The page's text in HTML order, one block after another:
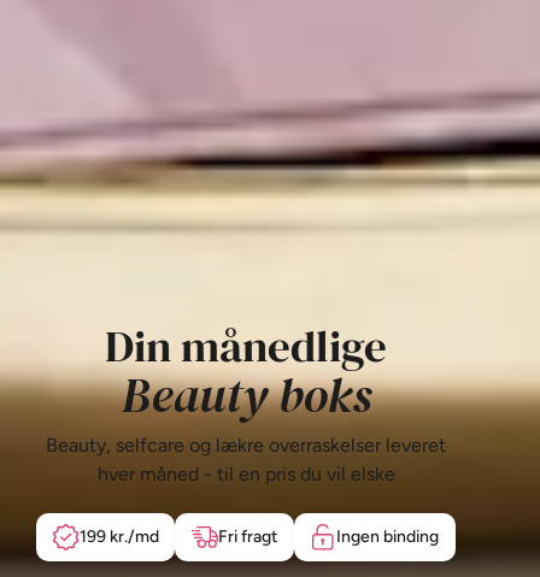
Din månedlige
Beauty boks
Beauty, selfcare og lækre overraskelser leveret
hver måned - til en pris du vil elske
199 kr./md Fri fragt Ingen binding